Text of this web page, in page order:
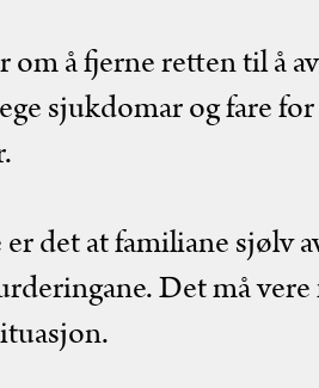
å fjerne retten til å
sjukdomar og fare
det at familiane sjølv
Det må